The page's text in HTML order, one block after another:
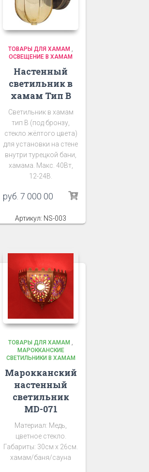
ТОВАРЫ ДЛЯ ХАМАМ ,
ОСВЕЩЕНИЕ В ХАМАМ
Настенный
светильник в
хамам Тип В
Светильник в хамам
тип В (под бронзу,
стекло жёлтого цвета)
для установки на стене
внутри турецкой бани,
хамама. Макс. 40Вт,
12-24В.
руб. 7 000 00
Артикул: NS-003
ТОВАРЫ ДЛЯ ХАМАМ ,
МАРОККАНСКИЕ
СВЕТИЛЬНИКИ В ХАМАМ
Марокканский
настенный
светильник
MD-071
Материал: Медь,
цветное стекло.
Габариты: 30см х 26см.
хамам/баня/сауна